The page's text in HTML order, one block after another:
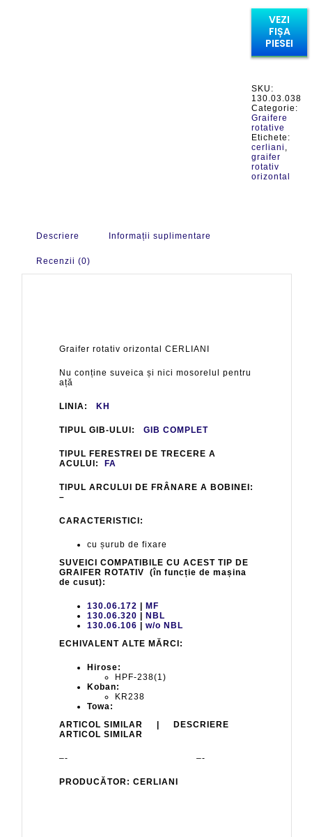
VEZI
FIȘA
PIESEI
SKU:
130.03.038
Categorie:
Graifere
rotative
Etichete:
cerliani ,
graifer
rotativ
orizontal
Descriere Informații suplimentare
Recenzii (0)
Graifer rotativ orizontal CERLIANI
Nu conține suveica și nici mosorelul pentru
ață
LINIA: KH
TIPUL GIB-ULUI:GIB COMPLET
TIPUL FERESTREI DE TRECERE A
ACULUI:
FA
TIPUL ARCULUI DE FRÂNARE A BOBINEI:
–
CARACTERISTICI:
cu șurub de fixare
SUVEICI COMPATIBILE CU ACEST TIP DE
GRAIFER ROTATIV (în funcție de mașina
de cusut):
130.06.172
MF
130.06.320
NBL
130.06.106 |w/o NBL
ECHIVALENT ALTE MĂRCI:
Hirose:
HPF-238(1)
Koban:
KR238
Towa:
ARTICOL SIMILAR | DESCRIERE
ARTICOL SIMILAR
–- –-
PRODUCĂTOR: CERLIANI